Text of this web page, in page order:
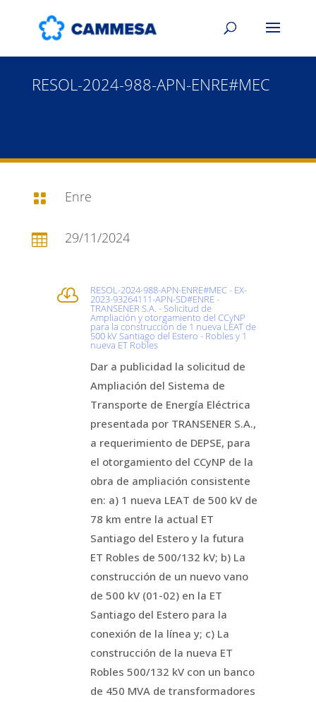
RESOL-2024-988-APN-ENRE#MEC
 Enre
 29/11/2024
 RESOL-2024-988-APN-ENRE#MEC - EX-
2023-93264111-APN-SD#ENRE -
TRANSENER S.A. - Solicitud de
Ampliación y otorgamiento del CCyNP
para la construcción de 1 nueva LEAT de
500 kV Santiago del Estero - Robles y 1
nueva ET Robles
Dar a publicidad la solicitud de
Ampliación del Sistema de
Transporte de Energía Eléctrica
presentada por TRANSENER S.A.,
a requerimiento de DEPSE, para
el otorgamiento del CCyNP de la
obra de ampliación consistente
en: a) 1 nueva LEAT de 500 kV de
78 km entre la actual ET
Santiago del Estero y la futura
ET Robles de 500/132 kV; b) La
construcción de un nuevo vano
de 500 kV (01-02) en la ET
Santiago del Estero para la
conexión de la línea y; c) La
construcción de la nueva ET
Robles 500/132 kV con un banco
de 450 MVA de transformadores